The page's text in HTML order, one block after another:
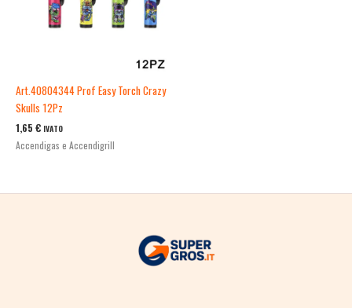
Art.40804344 Prof Easy Torch Crazy
Skulls 12Pz
1,65 € IVATO
Accendigas e Accendigrill